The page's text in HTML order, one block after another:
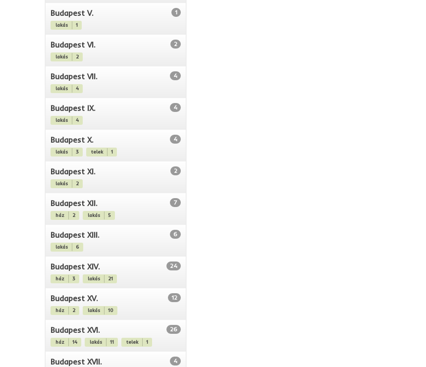
Budapest V. 1
lakás 1
Budapest VI. 2
lakás 2
Budapest VII. 4
lakás 4
Budapest IX. 4
lakás 4
Budapest X. 4
lakás 3 telek 1
Budapest XI. 2
lakás 2
Budapest XII. 7
ház 2 lakás 5
Budapest XIII. 6
lakás 6
Budapest XIV. 24
ház 3 lakás 21
Budapest XV. 12
ház 2 lakás 10
Budapest XVI. 26
ház 14 lakás 11 telek 1
Budapest XVII. 4